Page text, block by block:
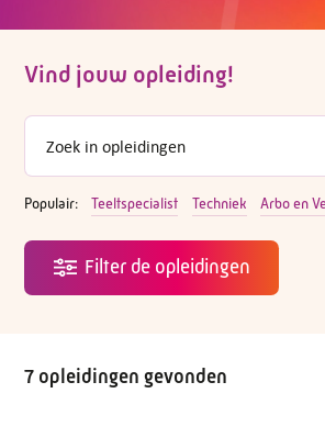
Vind jouw opleiding!
Populair: Teeltspecialist Techniek Arbo en
7 opleidingen gevonden